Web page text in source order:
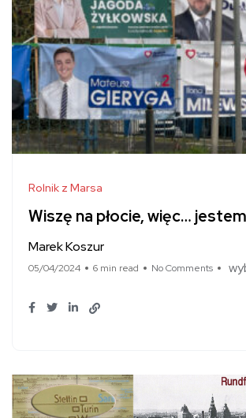
Rolnik z Marsa
Wiszę na płocie, więc… jestem
Marek Koszur
05/04/2024 6 min read No Comments